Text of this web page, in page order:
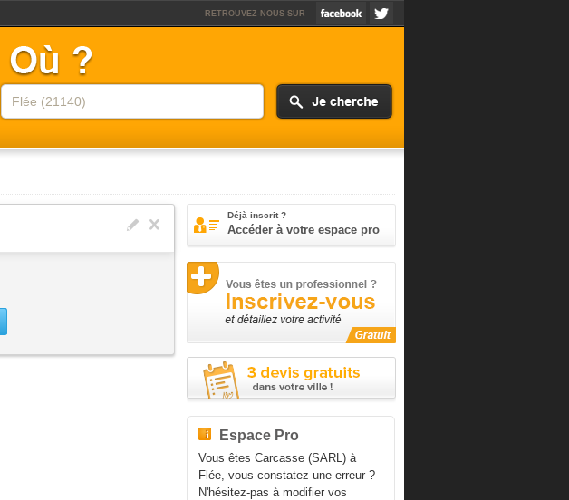
RETROUVEZ-NOUS SUR
Déjà inscrit ?
Accéder à votre espace pro
Espace Pro
Vous êtes Carcasse (SARL) à
Flée, vous constatez une erreur ?
N'hésitez-pas à modifier vos